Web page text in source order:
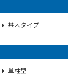
基本タイプ
単柱型